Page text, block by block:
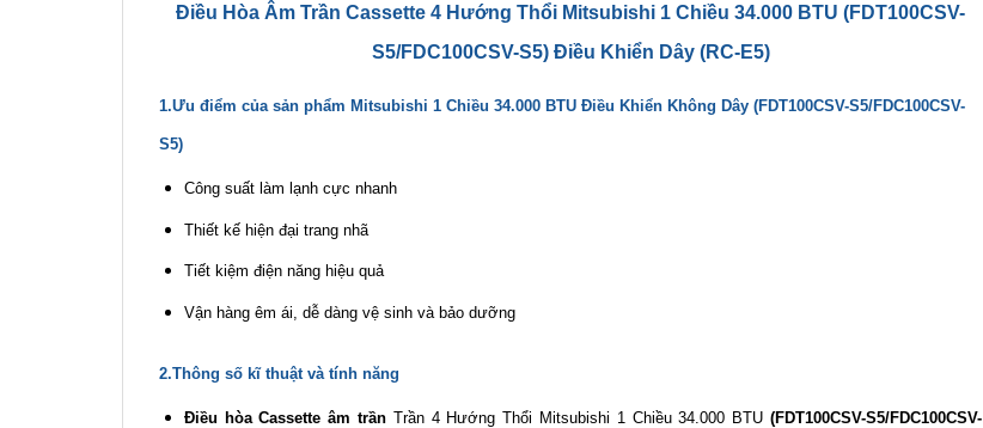
Điều Hòa Âm Trần Cassette 4 Hướng Thổi Mitsubishi 1 Chiều 34.000 BTU (FDT100CSV-
S5/FDC100CSV-S5) Điều Khiển Dây (RC-E5)
1.Ưu điểm của sản phẩm Mitsubishi 1 Chiều 34.000 BTU Điều Khiển Không Dây (FDT100CSV-S5/FDC100CSV-
S5)
Công suất làm lạnh cực nhanh
Thiết kế hiện đại trang nhã
Tiết kiệm điện năng hiệu quả
Vận hàng êm ái, dễ dàng vệ sinh và bảo dưỡng
2.Thông số kĩ thuật và tính năng
Điều hòa Cassette âm trần Trần 4 Hướng Thổi Mitsubishi 1 Chiều 34.000 BTU(FDT100CSV-S5/FDC100CSV-